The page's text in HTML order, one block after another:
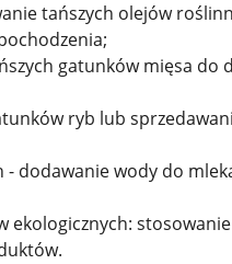
tańszych olejów
gatunków mięsa do
ryb lub
- dodawanie wody do